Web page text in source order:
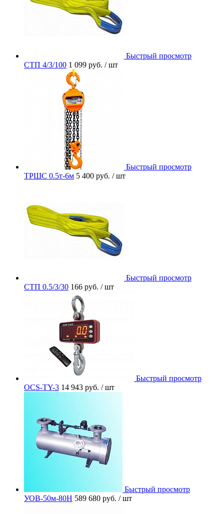
Быстрый просмотр
СТП 4/3/100 1 099 руб. / шт
Быстрый просмотр
ТРШС 0.5т-6м 5 400 руб. / шт
Быстрый просмотр
СТП 0.5/3/30 166 руб. / шт
Быстрый просмотр
OCS-TY-3 14 943 руб. / шт
Быстрый просмотр
УОВ-50м-80Н 589 680 руб. / шт